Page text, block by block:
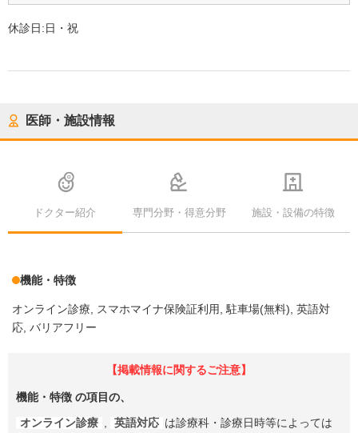
休診日:日・祝
医師・施設情報
ドクター紹介 専門分野・得意分野 施設・設備の特徴
機能・特徴
オンライン診療 スマホマイナ保険証利用 駐車場(無料) 英語対
応 バリアフリー
【掲載情報に関するご注意】
機能・特徴 の項目の、
オンライン診療 英語対応 は診療科・診療日時等によっては